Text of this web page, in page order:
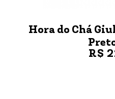
Hora do Chá
R$